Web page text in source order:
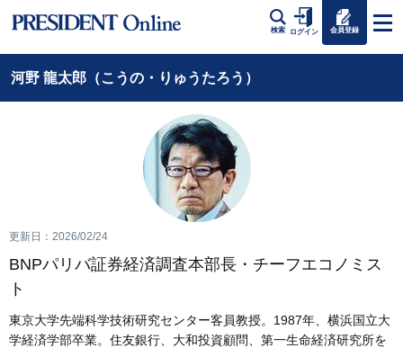
検索 ログイン 会員登録
河野 龍太郎（こうの・りゅうたろう）
更新日：2026/02/24
BNPパリバ証券経済調査本部長・チーフエコノミス
ト
東京大学先端科学技術研究センター客員教授。1987年、横浜国立大
学経済学部卒業。住友銀行、大和投資顧問、第一生命経済研究所を